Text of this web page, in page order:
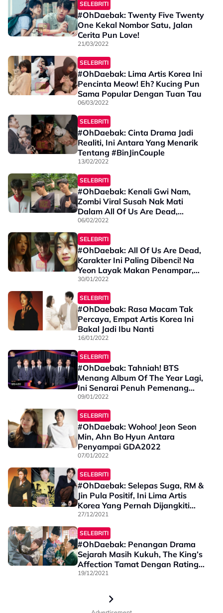
SELEBRITI
#OhDaebak: Twenty Five Twenty
One Kekal Nombor Satu, Jalan
Cerita Pun Love!
21/03/2022
SELEBRITI
#OhDaebak: Lima Artis Korea Ini
Pencinta Meow! Eh? Kucing Pun
Sama Popular Dengan Tuan Tau
06/03/2022
SELEBRITI
#OhDaebak: Cinta Drama Jadi
Realiti, Ini Antara Yang Menarik
Tentang #BinJinCouple
13/02/2022
SELEBRITI
#OhDaebak: Kenali Gwi Nam,
Zombi Viral Susah Nak Mati
Dalam All Of Us Are Dead,
Macam Model Rupanya
06/02/2022
SELEBRITI
#OhDaebak: All Of Us Are Dead,
Karakter Ini Paling Dibenci! Na
Yeon Layak Makan Penampar,
Gwi Nam Memang Syaitan!
30/01/2022
SELEBRITI
#OhDaebak: Rasa Macam Tak
Percaya, Empat Artis Korea Ini
Bakal Jadi Ibu Nanti
16/01/2022
SELEBRITI
#OhDaebak: Tahniah! BTS
Menang Album Of The Year Lagi,
Ini Senarai Penuh Pemenang
GDA2022
09/01/2022
SELEBRITI
#OhDaebak: Wohoo! Jeon Seon
Min, Ahn Bo Hyun Antara
Penyampai GDA2022
07/01/2022
SELEBRITI
#OhDaebak: Selepas Suga, RM &
Jin Pula Positif, Ini Lima Artis
Korea Yang Pernah Dijangkiti
COVID-19
27/12/2021
SELEBRITI
#OhDaebak: Penangan Drama
Sejarah Masih Kukuh, The King’s
Affection Tamat Dengan Rating
Tertinggi
19/12/2021